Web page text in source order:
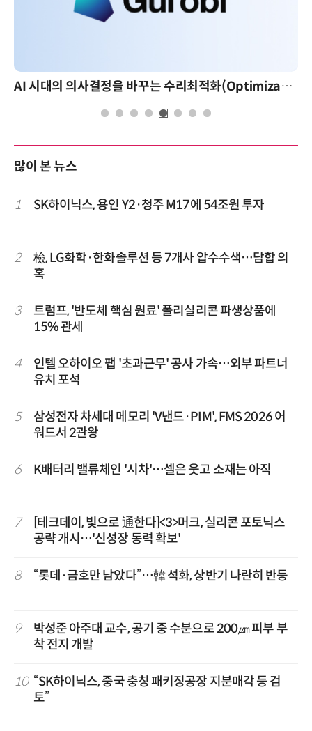
AI 시대의 의사결정을 바꾸는 수리최적화(Optimization): 실제 산업 적용 사례와 활용 전략 AI 핀옵
많이 본 뉴스
1 SK하이닉스, 용인 Y2·청주 M17에 54조원 투자
2
檢, LG화학·한화솔루션 등 7개사 압수수색…담합 의
혹
3
트럼프, '반도체 핵심 원료' 폴리실리콘 파생상품에
15% 관세
4
인텔 오하이오 팹 '초과근무' 공사 가속…외부 파트너
유치 포석
5
삼성전자 차세대 메모리 'V낸드·PIM', FMS 2026 어
워드서 2관왕
6 K배터리 밸류체인 '시차'…셀은 웃고 소재는 아직
7
[테크데이, 빛으로 通한다]<3>머크, 실리콘 포토닉스
공략 개시…'신성장 동력 확보'
8 “롯데·금호만 남았다”…韓 석화, 상반기 나란히 반등
9
박성준 아주대 교수, 공기 중 수분으로 200㎛ 피부 부
착 전지 개발
10 “SK하이닉스, 중국 충칭 패키징공장 지분매각 등 검
토”